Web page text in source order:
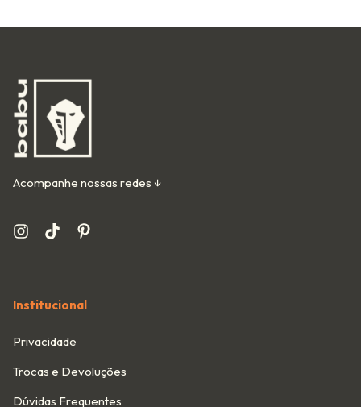
Acompanhe nossas redes ↓
Institucional
Privacidade
Trocas e Devoluções
Dúvidas Frequentes